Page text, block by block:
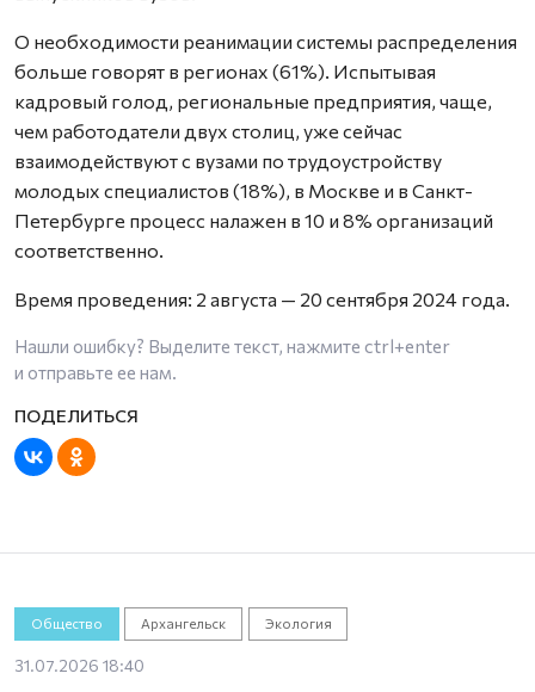
О необходимости реанимации системы распределения
больше говорят в регионах (61%). Испытывая
кадровый голод, региональные предприятия, чаще,
чем работодатели двух столиц, уже сейчас
взаимодействуют с вузами по трудоустройству
молодых специалистов (18%), в Москве и в Санкт-
Петербурге процесс налажен в 10 и 8% организаций
соответственно.
Время проведения: 2 августа — 20 сентября 2024 года.
Нашли ошибку? Выделите текст, нажмите ctrl+enter
и отправьте ее нам.
Общество Архангельск Экология
31.07.2026 18:40